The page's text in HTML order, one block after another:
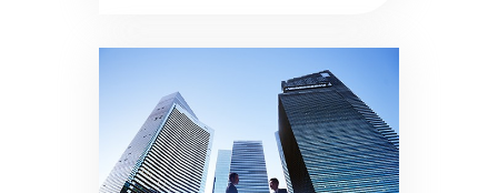
要您名下有持分房屋或是持分土
地都可以申辦持分房屋貸款、持
分房屋二胎貸款、持分土地貸
款、持分土地二胎貸款。